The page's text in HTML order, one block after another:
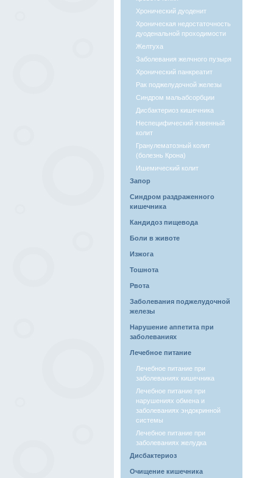
Хронический дуоденит
Хроническая недостаточность
дуоденальной проходимости
Желтуха
Заболевания желчного пузыря
Хронический панкреатит
Рак поджелудочной железы
Синдром мальабсорбции
Дисбактериоз кишечника
Неспецифический язвенный
колит
Гранулематозный колит
(болезнь Крона)
Ишемический колит
Запор
Синдром раздраженного
кишечника
Кандидоз пищевода
Боли в животе
Изжога
Тошнота
Рвота
Заболевания поджелудочной
железы
Нарушение аппетита при
заболеваниях
Лечебное питание
Лечебное питание при
заболеваниях кишечника
Лечебное питание при
нарушениях обмена и
заболеваниях эндокринной
системы
Лечебное питание при
заболеваниях желудка
Дисбактериоз
Очищение кишечника